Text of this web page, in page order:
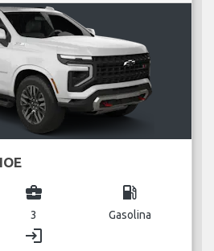
business_center
3
local_gas_station
Gasolina
login